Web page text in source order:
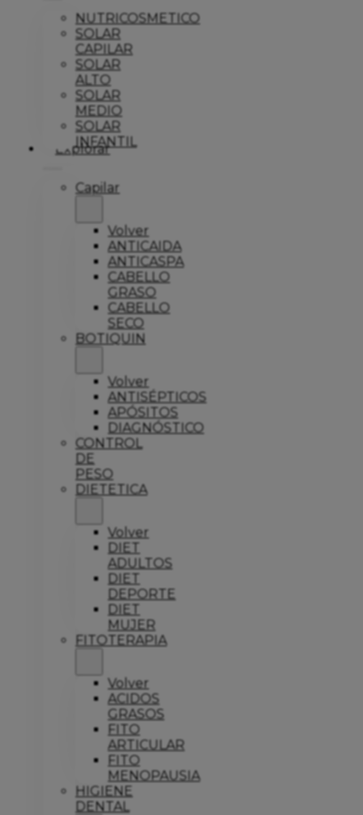
NUTRICOSMETICO
SOLAR
CAPILAR
SOLAR
ALTO
SOLAR
MEDIO
SOLAR
INFANTIL
Explorar
Capilar
Volver
ANTICAIDA
ANTICASPA
CABELLO
GRASO
CABELLO
SECO
BOTIQUIN
Volver
ANTISÉPTICOS
APÓSITOS
DIAGNÓSTICO
CONTROL
DE
PESO
DIETETICA
Volver
DIET
ADULTOS
DIET
DEPORTE
DIET
MUJER
FITOTERAPIA
Volver
ACIDOS
GRASOS
FITO
ARTICULAR
FITO
MENOPAUSIA
HIGIENE
DENTAL